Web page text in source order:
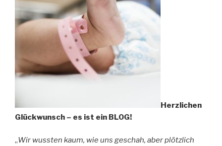
Herzlichen
Glückwunsch – es ist ein BLOG!
„Wir wussten kaum, wie uns geschah, aber plötzlich